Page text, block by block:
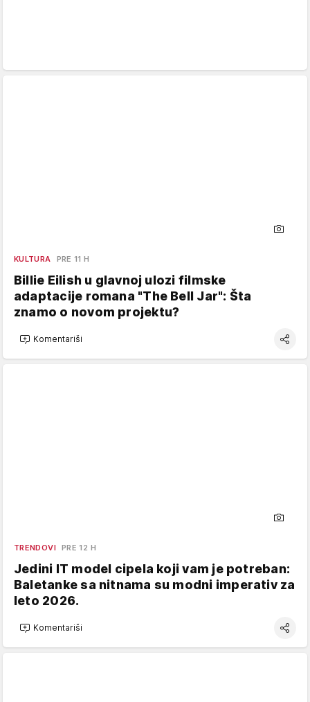
KULTURA PRE 11 H
Billie Eilish u glavnoj ulozi filmske
adaptacije romana "The Bell Jar": Šta
znamo o novom projektu?
Komentariši
TRENDOVI PRE 12 H
Jedini IT model cipela koji vam je potreban:
Baletanke sa nitnama su modni imperativ za
leto 2026.
Komentariši